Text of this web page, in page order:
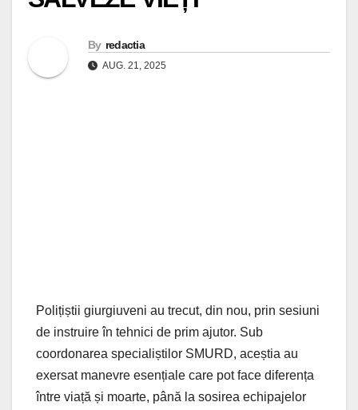
By redactia
AUG. 21, 2025
Polițiștii giurgiuveni au trecut, din nou, prin sesiuni
de instruire în tehnici de prim ajutor. Sub
coordonarea specialiștilor SMURD, aceștia au
exersat manevre esențiale care pot face diferența
între viață și moarte, până la sosirea echipajelor